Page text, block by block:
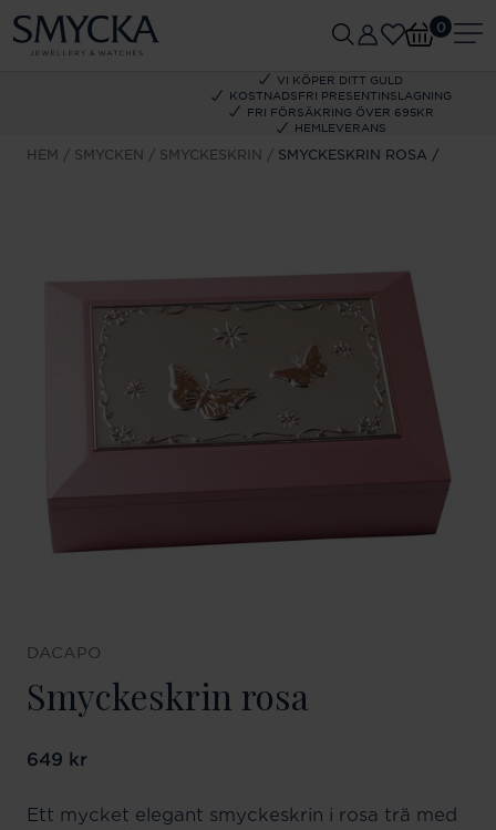
VI KÖPER DITT GULD
KOSTNADSFRI PRESENTINSLAGNING
FRI FÖRSÄKRING ÖVER 695KR
HEMLEVERANS
0
HEM SMYCKEN SMYCKESKRIN SMYCKESKRIN ROSA
DACAPO
Smyckeskrin rosa
Pris:649 kr
649 kr
Ett mycket elegant smyckeskrin i rosa trä med